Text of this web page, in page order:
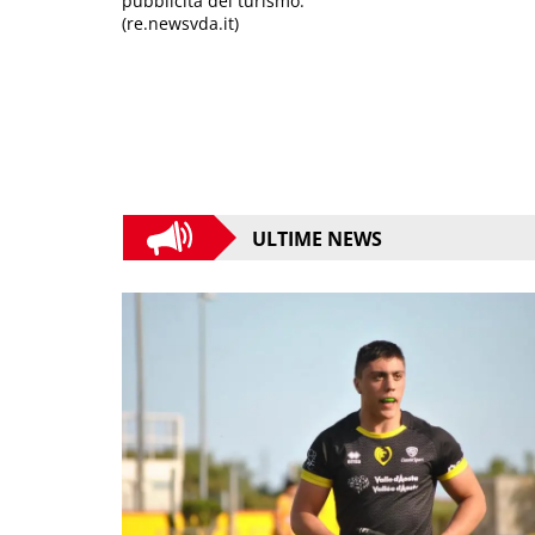
(re.newsvda.it)
ULTIME NEWS